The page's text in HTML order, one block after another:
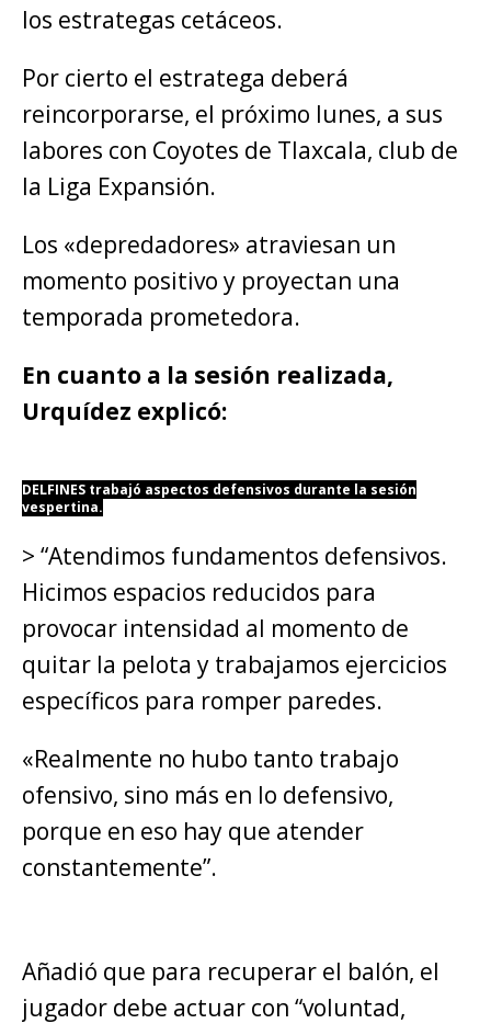
los estrategas cetáceos.
Por cierto el estratega deberá
reincorporarse, el próximo lunes, a sus
labores con Coyotes de Tlaxcala, club de
la Liga Expansión.
Los «depredadores» atraviesan un
momento positivo y proyectan una
temporada prometedora.
En cuanto a la sesión realizada,
Urquídez explicó:
DELFINES trabajó aspectos defensivos durante la sesión
vespertina.
> “Atendimos fundamentos defensivos.
Hicimos espacios reducidos para
provocar intensidad al momento de
quitar la pelota y trabajamos ejercicios
específicos para romper paredes.
«Realmente no hubo tanto trabajo
ofensivo, sino más en lo defensivo,
porque en eso hay que atender
constantemente”.
Añadió que para recuperar el balón, el
jugador debe actuar con “voluntad,